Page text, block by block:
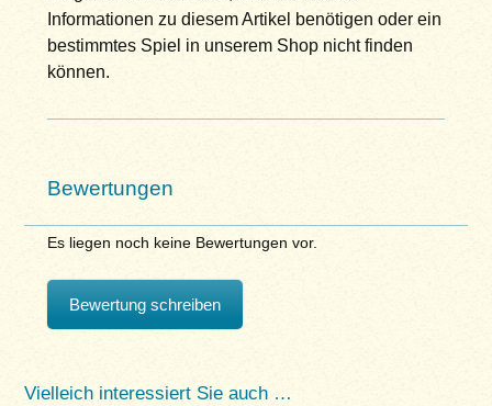
Informationen zu diesem Artikel benötigen oder ein
bestimmtes Spiel in unserem Shop nicht finden
können.
Bewertungen
Es liegen noch keine Bewertungen vor.
Bewertung schreiben
Vielleich interessiert Sie auch …